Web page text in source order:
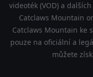
videoték (VOD) a
Catclaws Mountain
Catclaws Mountain ke
pouze na oficiální a
můžete